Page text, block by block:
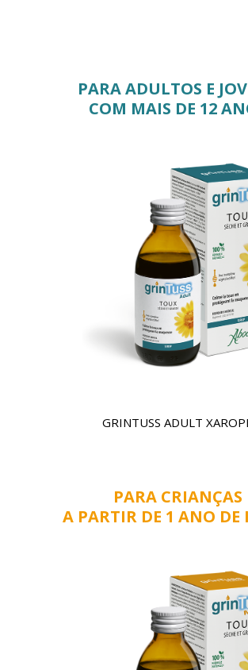
PARA ADULTOS E
COM MAIS DE 12
GRINTUSS ADULT
PARA CRIANÇAS
A PARTIR DE 1 ANO DE